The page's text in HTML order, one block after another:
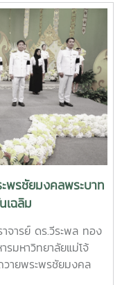
ญเป็นพิเศษ เนื่องจาก
ง SEARCA ซึ่งเป็น
Asian Ministers
สำคัญในการพัฒนา
ารวิจัย ตลอดจนสร้าง
กษตรและชนบทใน
นื่องจากศิษย์เก่าทุน
ารเกษตรรอง
เก่าของ University
ประเทศฟิลิปปินส์
ก German
of Philosophy
University of the
ประสบการณ์ทาง
ะหว่างประเทศในช่วง
ระบาทสมเด็จ
นมพรรษา 28
ร “ชาวเชียงใหม่ปลูก
เข้าร่วมกิจกรรมและ
พรชัยมงคลพระบาท
เฉลิม
จารย์ ดร.วีระพล ทอง
มหาวิทยาลัยแม่โจ้
ายพระพรชัยมงคล